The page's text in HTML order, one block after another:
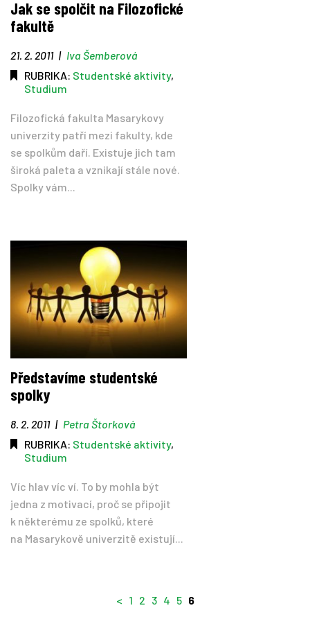
Tipy
Časopis
Jak se spolčit na Filozofické
fakultě
21. 2. 2011 | Iva Šemberová
RUBRIKA: Studentské aktivity,
Studium
Filozofická fakulta Masarykovy
univerzity patří mezi fakulty, kde
se spolkům daří. Existuje jich tam
široká paleta a vznikají stále nové.
Spolky vám...
Představíme studentské
spolky
8. 2. 2011 | Petra Štorková
RUBRIKA: Studentské aktivity,
Studium
Víc hlav víc ví. To by mohla být
jedna z motivací, proč se připojit
k některému ze spolků, které
na Masarykově univerzitě existují...
< 1 2 3 4 5 6